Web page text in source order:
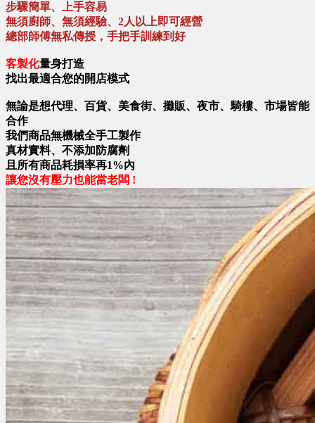
步驟簡單、上手容易
無須廚師、無須經驗、2人以上即可經營
總部師傅無私傳授，手把手訓練到好
客製化量身打造
找出最適合您的開店模式
無論是想代理、百貨、美食街、攤販、夜市、騎樓、市場皆能
合作
我們商品無機械全手工製作
真材實料、不添加防腐劑
且所有商品耗損率再1%內
讓您沒有壓力也能當老闆 !